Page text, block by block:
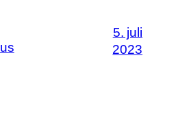
5. juli
2023